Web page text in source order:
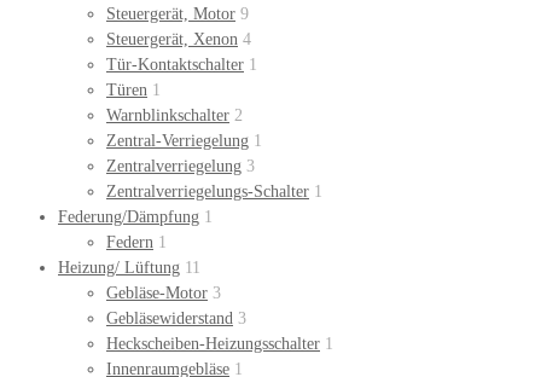
Steuergerät, Motor 9
Steuergerät, Xenon 4
Tür-Kontaktschalter 1
Türen 1
Warnblinkschalter 2
Zentral-Verriegelung 1
Zentralverriegelung 3
Zentralverriegelungs-Schalter 1
Federung/Dämpfung 1
Federn 1
Heizung/ Lüftung 11
Gebläse-Motor 3
Gebläsewiderstand 3
Heckscheiben-Heizungsschalter 1
Innenraumgebläse 1